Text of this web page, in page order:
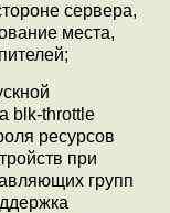
сервера,
места,
blk-throttle
ресурсов
при
групп